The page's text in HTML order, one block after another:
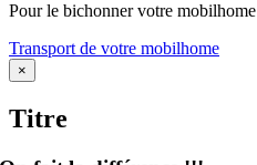
Pour le bichonner votre mobilhome
Transport de votre mobilhome
Fermer
la
rapide
×
Titre